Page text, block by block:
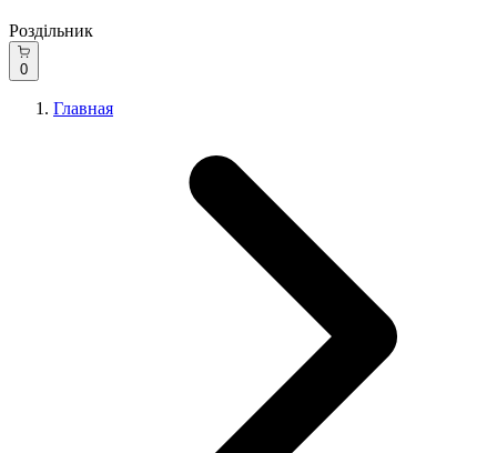
Роздільник
0
Главная